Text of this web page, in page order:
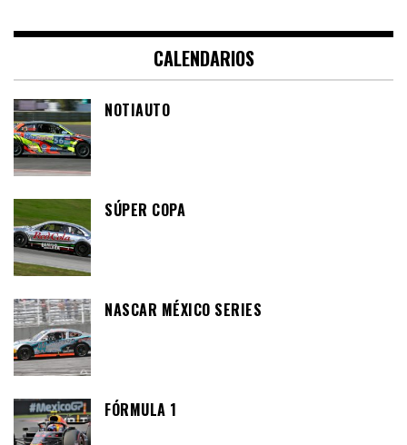
CALENDARIOS
NOTIAUTO
SÚPER COPA
NASCAR MÉXICO SERIES
FÓRMULA 1